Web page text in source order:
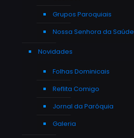
Grupos Paroquiais
Nossa Senhora da Saúde
Novidades
Folhas Dominicais
Reflita Comigo
Jornal da Paróquia
Galeria